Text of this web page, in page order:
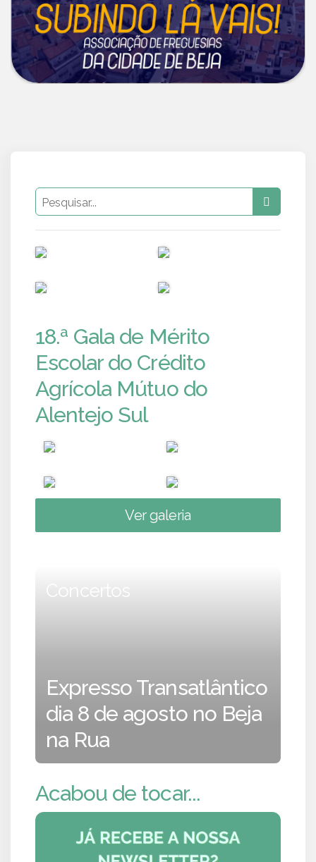
18.ª Gala de Mérito
Escolar do Crédito
Agrícola Mútuo do
Alentejo Sul
Ver galeria
Concertos
Expresso Transatlântico
dia 8 de agosto no Beja
na Rua
Acabou de tocar...